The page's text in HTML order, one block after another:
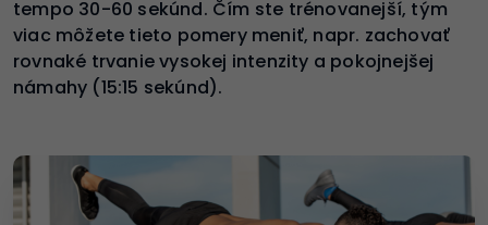
tempo 30-60 sekúnd. Čím ste trénovanejší, tým
viac môžete tieto pomery meniť, napr. zachovať
rovnaké trvanie vysokej intenzity a pokojnejšej
námahy (15:15 sekúnd).